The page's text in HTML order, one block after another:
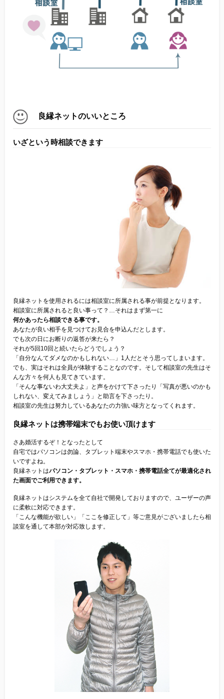
良縁ネットのいいところ
いざという時相談できます
良縁ネットを使用されるには相談室に所属される事が前提となります。
相談室に所属されると良い事って？…それはまず第一に
何かあったら相談できる事です。
あなたが良い相手を見つけてお見合を申込んだとします。
でも次の日にお断りの返答が来たら？
それが5回10回と続いたらどうでしょう？
「自分なんてダメなのかもしれない…」1人だとそう思ってしまいます。
でも、実はそれは全員が体験することなのです。そして相談室の先生はそ
んな方々を何人も見てきています。
「そんな事ないわ大丈夫よ」と声をかけて下さったり「写真が悪いのかも
しれない、変えてみましょう」と助言を下さったり。
相談室の先生は努力しているあなたの力強い味方となってくれます。
良縁ネットは携帯端末でもお使い頂けます
さあ婚活するぞ！となったとして
自宅ではパソコンは勿論、タブレット端末やスマホ・携帯電話でも使いた
いですよね。
良縁ネットはパソコン・タブレット・スマホ・携帯電話全てが最適化され
た画面でご利用できます。
良縁ネットはシステムを全て自社で開発しておりますので、ユーザーの声
に柔軟に対応できます。
「こんな機能が欲しい」「ここを修正して」等ご意見がございましたら相
談室を通して本部が対応致します。